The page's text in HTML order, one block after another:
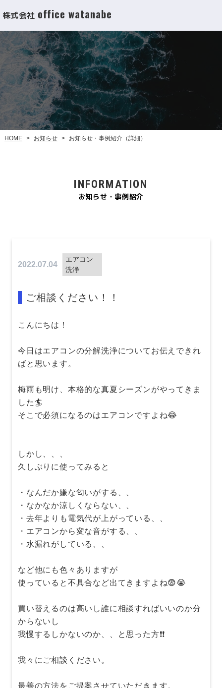
株式会社 office watanabe
HOME > お知らせ > お知らせ・事例紹介（詳細）
INFORMATION
お知らせ・事例紹介
2022.07.04
エアコン
洗浄
ご相談ください！！
こんにちは！
今日はエアコンの分解洗浄についてお伝えできれ
ばと思います。
梅雨も明け、本格的な真夏シーズンがやってきま
した🏄
そこで必須になるのはエアコンですよね😂
しかし、、、
久しぶりに使ってみると
・なんだか嫌な匂いがする、、
・なかなか涼しくならない、、
・去年よりも電気代が上がっている、、
・エアコンから変な音がする、、
・水漏れがしている、、
など他にも色々ありますが
使っていると不具合など出てきますよね😨😭
買い替えるのは高いし誰に相談すればいいのか分
からないし
我慢するしかないのか、、と思った方❗❗
我々にご相談ください。
最善の方法をご提案させていただきます。